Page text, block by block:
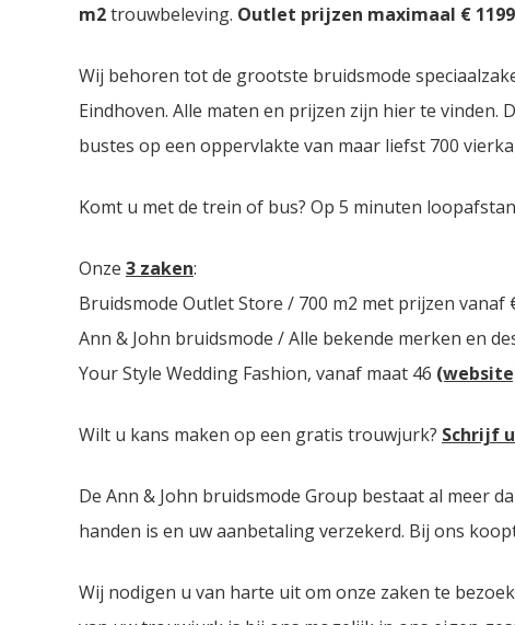
m2trouwbeleving. Outlet prijzen maximaal €
Wij behoren tot de grootste bruidsmode
Eindhoven. Alle maten en prijzen zijn hier te
bustes op een oppervlakte van maar liefst 700
Komt u met de trein of bus? Op 5 minuten
Onze 3 zaken:
Bruidsmode Outlet Store / 700 m2 met prijzen vanaf
Ann & John bruidsmode / Alle bekende merken en
Your Style Wedding Fashion, vanaf maat 46
Wilt u kans maken op een gratis trouwjurk? Schrijf
De Ann & John bruidsmode Group bestaat al meer
handen is en uw aanbetaling verzekerd. Bij ons
Wij nodigen u van harte uit om onze zaken te